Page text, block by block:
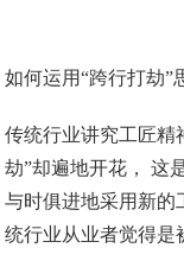
如何运用“跨行打劫”
传统行业讲究工匠精
劫”却遍地开花， 这
与时俱进地采用新的
统行业从业者觉得是